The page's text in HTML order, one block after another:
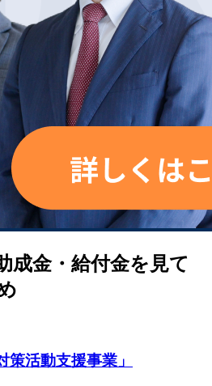
成金・給付金を見て
活動支援事業」